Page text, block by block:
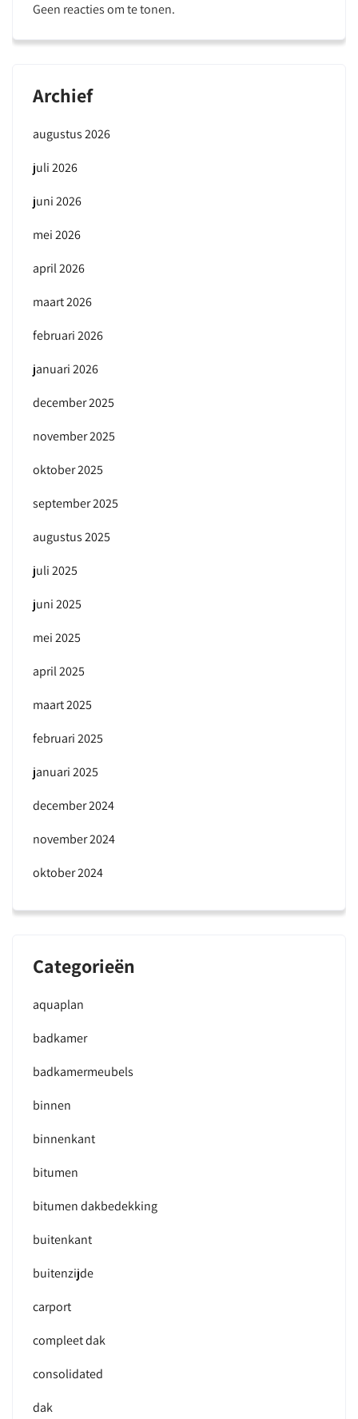
Geen reacties om te tonen.
Archief
augustus 2026
juli 2026
juni 2026
mei 2026
april 2026
maart 2026
februari 2026
januari 2026
december 2025
november 2025
oktober 2025
september 2025
augustus 2025
juli 2025
juni 2025
mei 2025
april 2025
maart 2025
februari 2025
januari 2025
december 2024
november 2024
oktober 2024
Categorieën
aquaplan
badkamer
badkamermeubels
binnen
binnenkant
bitumen
bitumen dakbedekking
buitenkant
buitenzijde
carport
compleet dak
consolidated
dak